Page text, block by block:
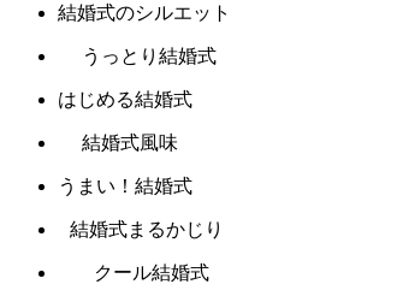
結婚式のシルエット
うっとり結婚式
はじめる結婚式
結婚式風味
うまい！結婚式
結婚式まるかじり
クール結婚式